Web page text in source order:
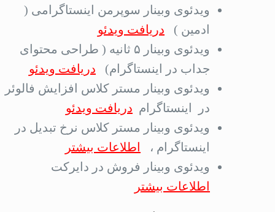
ویدئوی وبینار سوپرمن اینستاگرامی (
ادمین )
دریافت ویدئو
ویدئوی وبینار ۵ ثانیه ( طراحی محتوای
جداب در اینستاگرام) دریافت ویدئو
ویدئوی وبینار مستر کلاس افزایش فالوئر
در اینستاگرام دریافت ویدئو
ویدئوی وبینار مستر کلاس نرخ تبدیل در
اینستاگرام ،
اطلاعات بیشتر
ویدئوی وبینار فروش در دایرکت
اطلاعات بیشتر